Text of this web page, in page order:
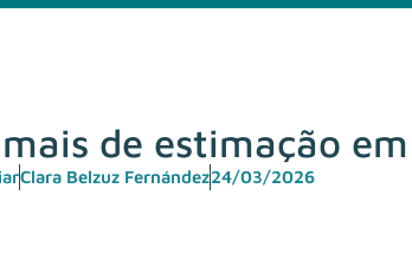
de estimação
Clara Belzuz Fernández24/03/2026